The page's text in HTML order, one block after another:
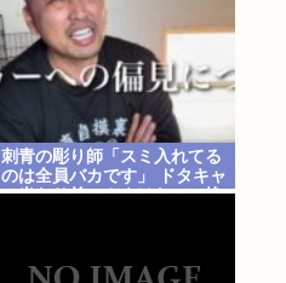
刺青の彫り師「スミ入れてる
のは全員バカです」 ドタキャ
ン当たり前、カネはない、挨